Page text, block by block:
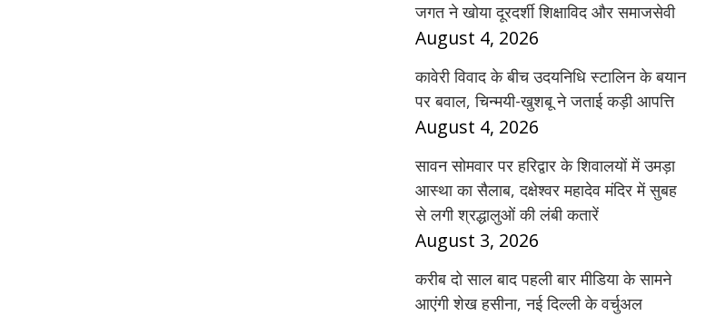
जगत ने खोया दूरदर्शी शिक्षाविद और समाजसेवी
August 4, 2026
कावेरी विवाद के बीच उदयनिधि स्टालिन के बयान
पर बवाल, चिन्मयी-खुशबू ने जताई कड़ी आपत्ति
August 4, 2026
सावन सोमवार पर हरिद्वार के शिवालयों में उमड़ा
आस्था का सैलाब, दक्षेश्वर महादेव मंदिर में सुबह
से लगी श्रद्धालुओं की लंबी कतारें
August 3, 2026
करीब दो साल बाद पहली बार मीडिया के सामने
आएंगी शेख हसीना, नई दिल्ली के वर्चुअल